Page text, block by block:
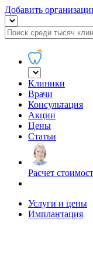
Добавить
Клиники
Врачи
Консультация
Акции
Цены
Статьи
Расчет
Услуги и цены
Имплантация